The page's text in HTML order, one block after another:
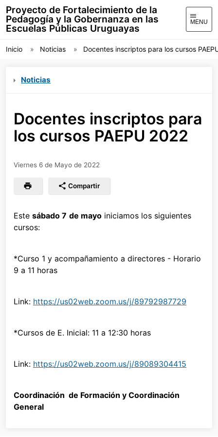
Proyecto de Fortalecimiento de la
Pedagogía y la Gobernanza en las
Escuelas Públicas Uruguayas
MENU
Inicio Noticias Docentes inscriptos para los cursos
Noticias
Docentes inscriptos para
los cursos PAEPU 2022
Viernes 6 de Mayo de 2022
Compartir
Este sábado 7 de mayo iniciamos los siguientes
cursos:
*Curso 1 y acompañamiento a directores - Horario
9 a 11 horas
Link: https://us02web.zoom.us/j/89792987729
*Cursos de E. Inicial: 11 a 12:30 horas
Link: https://us02web.zoom.us/j/89089304415
Coordinación de Formación y Coordinación
General